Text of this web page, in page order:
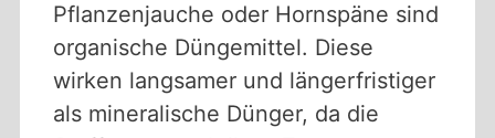
Pflanzenjauche oder Hornspäne sind
organische Düngemittel. Diese
wirken langsamer und längerfristiger
als mineralische Dünger, da die